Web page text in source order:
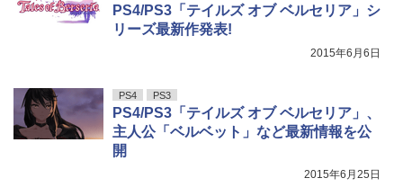
PS4/PS3「テイルズ オブ ベルセリア」シ
リーズ最新作発表!
2015年6月6日
PS4 PS3
PS4/PS3「テイルズ オブ ベルセリア」、
主人公「ベルベット」など最新情報を公
開
2015年6月25日